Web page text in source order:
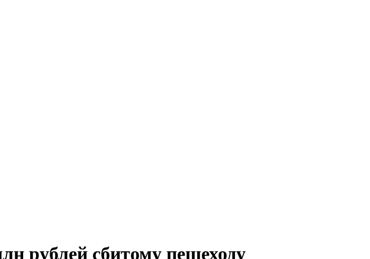
рублей сбитому пешеходу